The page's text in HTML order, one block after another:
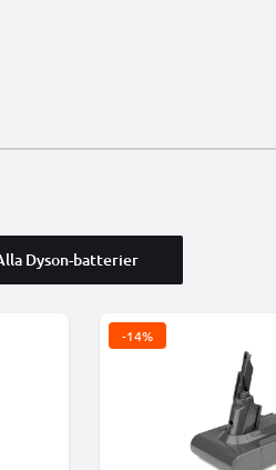
Dyson-batterier
-14%